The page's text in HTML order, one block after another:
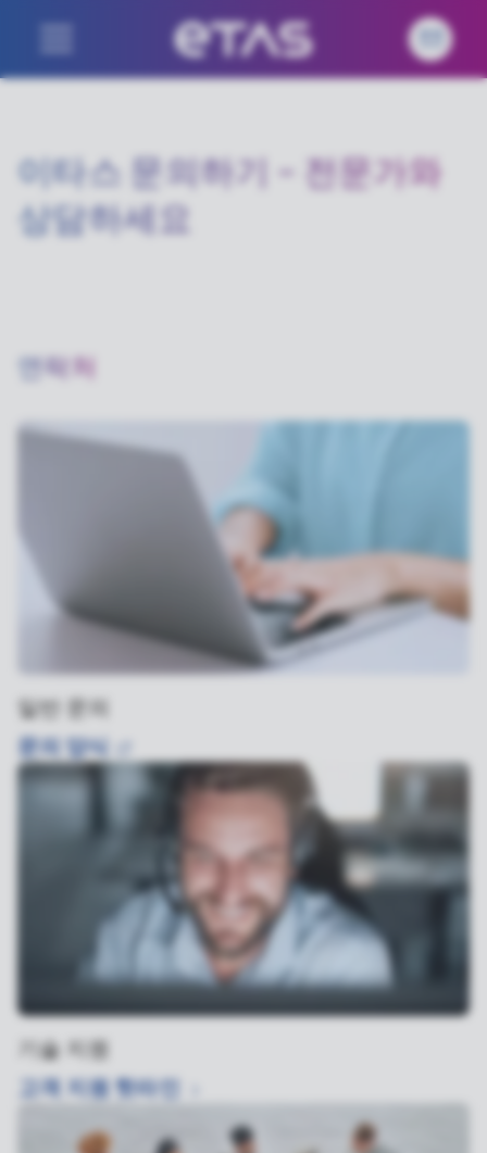
이타스 문의하기 – 전문가와
상담하세요
연락처
일반 문의
문의 양식
기술 지원
고객 지원핫라인